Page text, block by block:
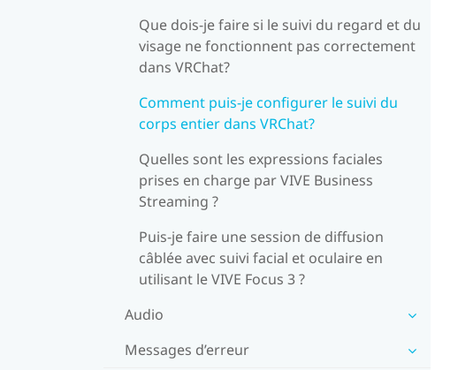
Que dois-je faire si le suivi du regard et du
visage ne fonctionnent pas correctement
dans VRChat?
Comment puis-je configurer le suivi du
corps entier dans VRChat?
Quelles sont les expressions faciales
prises en charge par VIVE Business
Streaming ?
Puis-je faire une session de diffusion
câblée avec suivi facial et oculaire en
utilisant le VIVE Focus 3 ?
Audio
Messages d’erreur